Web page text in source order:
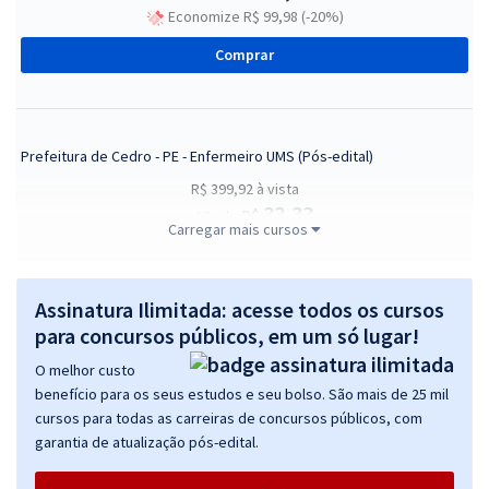
Economize R$ 99,98 (-20%)
Comprar
Prefeitura de Cedro - PE - Enfermeiro UMS (Pós-edital)
R$ 399,92à vista
R$ 33,33
Economize R$ 99,98 (-20%)
Comprar
Prefeitura de Cedro - PE - Técnico em Enfermagem (Pós-edital)
R$ 354,24à vista
ou 12x deR$
Carregar mais cursos
Assinatura Ilimitada: acesse todos os cursos
para concursos públicos, em um só lugar!
O melhor custo
benefício para os seus estudos e seu bolso. São mais de 25 mil
cursos para todas as carreiras de concursos públicos, com
garantia de atualização pós-edital.